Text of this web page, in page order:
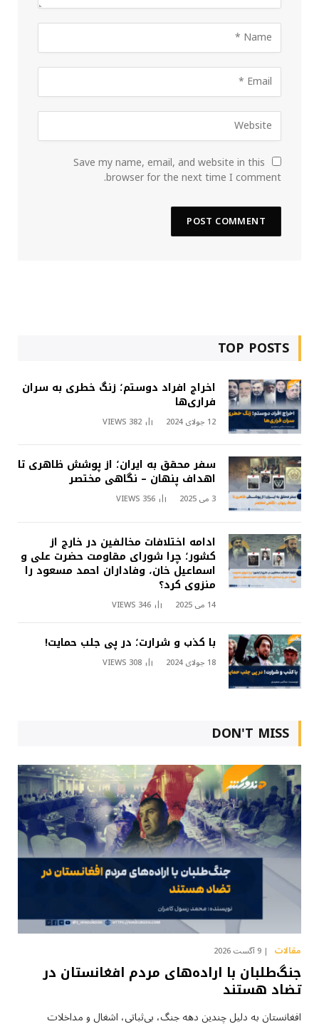
Save my name, email, and website in this
browser for the next time I comment.
TOP POSTS
اخراج افراد دوستم؛ زنگ خطری به سران
فراری‌ها
12 جولای 2024 382
VIEWS
سفر محقق به ایران؛ از پوشش ظاهری تا
اهداف پنهان – نگاهی مختصر
3 می 2025 356
VIEWS
ادامه اختلافات مخالفین در خارج از
کشور؛ چرا شورای مقاومت حضرت علی و
اسماعیل خان، وفاداران احمد مسعود را
منزوی کرد؟
14 می 2025 346
VIEWS
با کذب و شرارت؛ در پی جلب حمایت!
18 جولای 2024 308
VIEWS
DON'T MISS
مقالات 9 آگست 2026
جنگ‌طلبان با اراده‌های مردم افغانستان در
تضاد هستند
افغانستان به دلیل چندین دهه جنگ، بی‌ثباتی، اشغال و مداخلات